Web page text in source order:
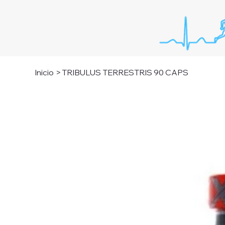
Inicio > TRIBULUS TERRESTRIS 90 CAPS